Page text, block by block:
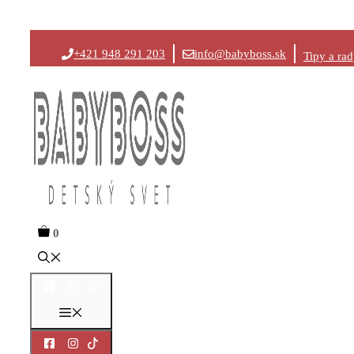
na
+421 948 291 203 info@babyboss.sk Tipy a
0